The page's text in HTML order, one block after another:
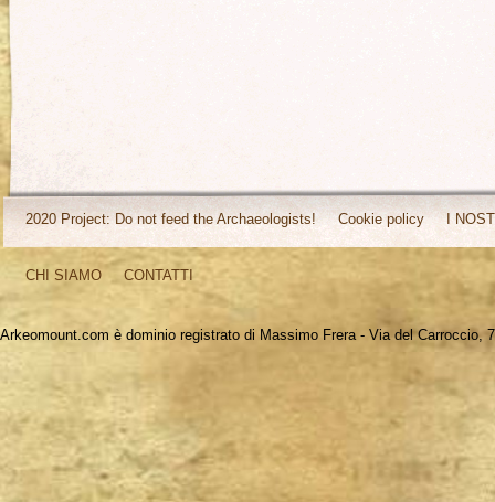
2020 Project: Do not feed the Archaeologists! Cookie policy I
CHI SIAMO CONTATTI
Arkeomount.com è dominio registrato di Massimo Frera - Via del